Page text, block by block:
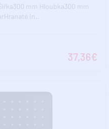
mm Hloubka300 mm
In..
37,36€